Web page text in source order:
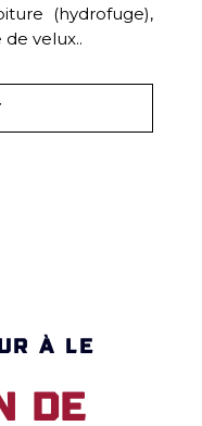
(hydrofuge),
velux..
À LE
de